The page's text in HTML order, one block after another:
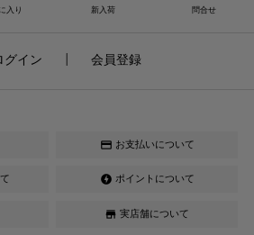
入り 新入荷 問合せ
グイン 会員登録
credit_card お支払いについて
offline_bolt ポイントについて
store 実店舗について